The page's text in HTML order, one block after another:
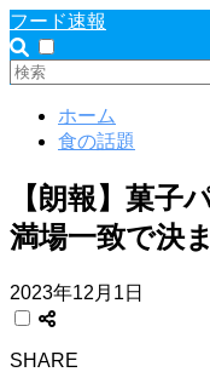
フード速報
ホーム
食の話題
【朗報】菓子
満場一致で決
2023年12月1日
SHARE